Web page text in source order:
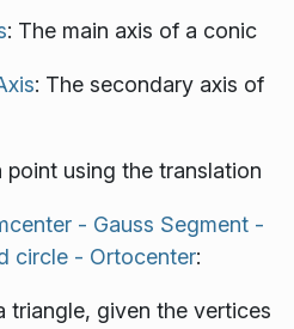
: The main axis of a conic
: The secondary axis of
point using the translation
- Gauss Segment -
circle - Ortocenter:
triangle, given the vertices